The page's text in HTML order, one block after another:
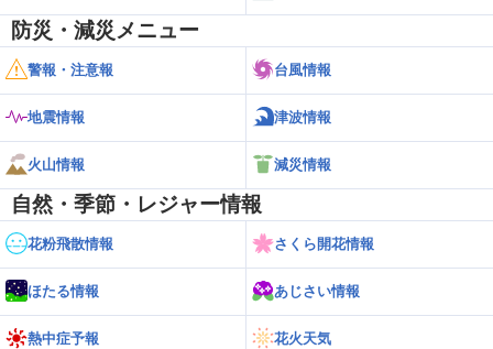
防災・減災メニュー
警報・注意報 台風情報
地震情報 津波情報
火山情報 減災情報
自然・季節・レジャー情報
花粉飛散情報 さくら開花情報
ほたる情報 あじさい情報
熱中症予報 花火天気